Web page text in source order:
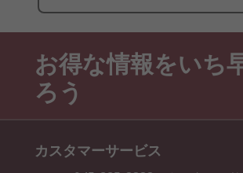
お得な情報をいち
ろう
カスタマーサービス